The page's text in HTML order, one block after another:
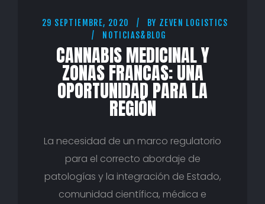
29 SEPTIEMBRE, 2020 BY ZEVEN LOGISTICS
NOTICIAS&BLOG
CANNABIS MEDICINAL Y
ZONAS FRANCAS: UNA
OPORTUNIDAD PARA LA
REGIÓN
La necesidad de un marco regulatorio
para el correcto abordaje de
patologías y la integración de Estado,
comunidad científica, médica e